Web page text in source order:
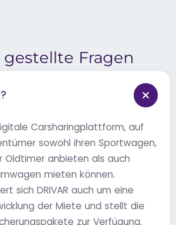
gestellte Fragen
Carsharingplattform, auf
sowohl ihren Sportwagen,
Oldtimer anbieten als auch
mieten können.
sich DRIVAR auch um eine
der Miete und stellt die
zur Verfügung.